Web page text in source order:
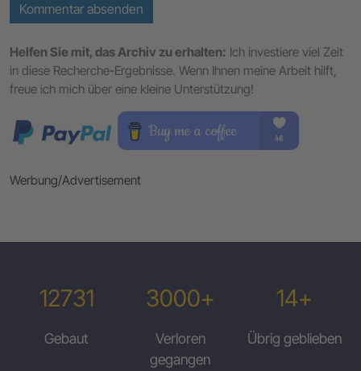
Kommentar absenden
Helfen Sie mit, das Archiv zu erhalten: Ich investiere viel Zeit
in diese Recherche-Ergebnisse. Wenn Ihnen meine Arbeit hilft,
freue ich mich über eine kleine Unterstützung!
Werbung/Advertisement
12731
Gebaut
3000+
Verloren
gegangen
14+
Übrig geblieben